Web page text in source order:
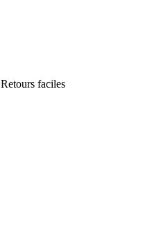
Retours faciles